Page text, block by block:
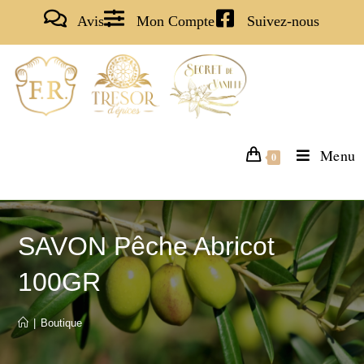
Avis Mon Compte Suivez-nous
0 Menu
SAVON Pêche Abricot
100GR
Boutique